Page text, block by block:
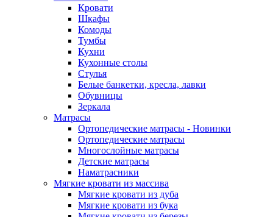
Кровати
Шкафы
Комоды
Тумбы
Кухни
Кухонные столы
Стулья
Белые банкетки, кресла, лавки
Обувницы
Зеркала
Матрасы
Ортопедические матрасы - Новинки
Ортопедические матрасы
Многослойные матрасы
Детские матрасы
Наматрасники
Мягкие кровати из массива
Мягкие кровати из дуба
Мягкие кровати из бука